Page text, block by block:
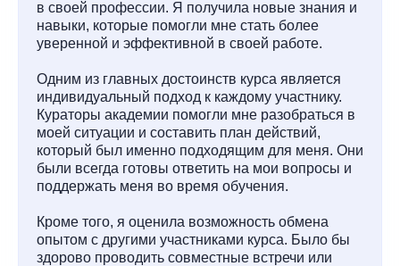
в своей профессии. Я получила новые знания и
навыки, которые помогли мне стать более
уверенной и эффективной в своей работе.
Одним из главных достоинств курса является
индивидуальный подход к каждому участнику.
Кураторы академии помогли мне разобраться в
моей ситуации и составить план действий,
который был именно подходящим для меня. Они
были всегда готовы ответить на мои вопросы и
поддержать меня во время обучения.
Кроме того, я оценила возможность обмена
опытом с другими участниками курса. Было бы
здорово проводить совместные встречи или